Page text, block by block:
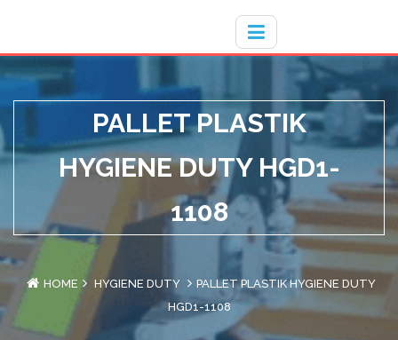
- / 031 - 30008273
PALLET PLASTIK
HYGIENE DUTY HGD1-
1108
HOME HYGIENE DUTY
PALLET PLASTIK HYGIENE DUTY
HGD1-1108